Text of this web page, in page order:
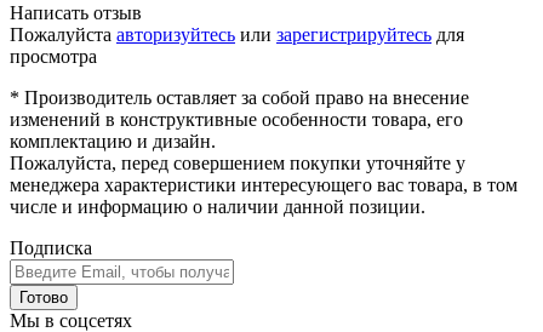
Написать отзыв
Пожалуйста авторизуйтесь или зарегистрируйтесь для
просмотра
* Производитель оставляет за собой право на внесение
изменений в конструктивные особенности товара, его
комплектацию и дизайн.
Пожалуйста, перед совершением покупки уточняйте у
менеджера характеристики интересующего вас товара, в том
числе и информацию о наличии данной позиции.
Подписка
Готово
Мы в соцсетях